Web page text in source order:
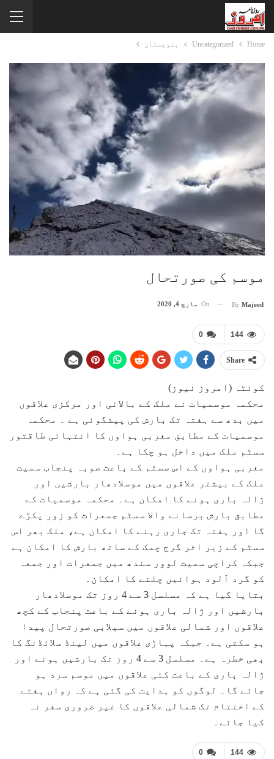
Home
Uncategorized بلوچستان
موسم کی صورتحال
By Majeed
On مارچ 4, 2020
0 144
Share
کوئٹہ (امروز نیوز)
محکمہ موسمیات نے ملک کے بالائی اور مرکزی علاقوں
میں بدھ سے ہفتہ تک بارش کی پیشگوئی ہے ۔ محکمہ
موسمیات کے مطابق مغربی ہواوں کا انتہائی طاقتور
سسٹم ملک میں داخل ہو چکا ہے۔
مغربی ہواوں کے اس سسٹم کے باعث صوبہ پنجاب سمیت
ملک کے بیشتر علاقوں میں موسلادھار بارشیں اور
ژالہ باری ہونے کا امکان ہے۔ محکمہ موسمیات کے
مطابق بارش برسانے والا سسٹم جمعرات کو زور پکڑے
گا اور ہفتہ تک جاری رہنے کا امکان ہے، ملک بھر اس
سسٹم کے زیر اثر گرج چمک کے ساتھ بارش کا امکان ہے
جبکہ کراچی سمیت لوور سندھ میں جمعرات اور جمعہ
کو گرد آلود ہوائیں چلنے کا امکان۔
بتایا گیا ہے کہ مسلسل 3 سے 4 روز تک موسلادھار
بارشیں اور ژالہ باری ہونے کے باعث پنجاب کے کچھ
علاقوں اور شمالی علاقوں میں سیلابی صورتحال پیدا
ہو سکتی ہے۔ جبکہ پہاڑی علاقوں میں لینڈ سلائڈنگ کا
بھی خطرہ ہے۔ مسلسل 3 سے 4 روز تک بارشیں ہونے اور
ژالہ باری کے باعث کئی علاقوں میں موسم سرد ہو
جائے گا۔ لوگوں کو ہدایت کی گئی ہے کہ رواں ہفتے
کے اختتام تک شمالی علاقوں کا غیر ضروری سفر نہ
کیا جائے۔
0 144